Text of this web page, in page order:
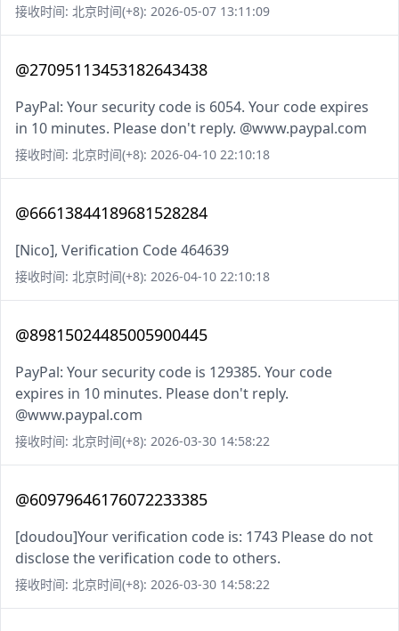
接收时间: 北京时间(+8): 2026-05-07 13:11:09
@27095113453182643438
PayPal: Your security code is 6054. Your code expires
in 10 minutes. Please don't reply. @www.paypal.com
接收时间: 北京时间(+8): 2026-04-10 22:10:18
@66613844189681528284
[Nico], Verification Code 464639
接收时间: 北京时间(+8): 2026-04-10 22:10:18
@89815024485005900445
PayPal: Your security code is 129385. Your code
expires in 10 minutes. Please don't reply.
@www.paypal.com
接收时间: 北京时间(+8): 2026-03-30 14:58:22
@60979646176072233385
[doudou]Your verification code is: 1743 Please do not
disclose the verification code to others.
接收时间: 北京时间(+8): 2026-03-30 14:58:22